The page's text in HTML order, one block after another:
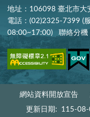
地址：106098 臺北市大
電話：(02)2325-7399 (
08:00~17:00) 聯絡分機
網站資料開放宣告
更新日期: 115-08-